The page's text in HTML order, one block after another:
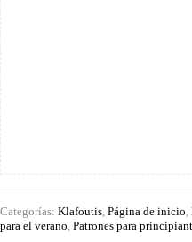
Categorías: Klafoutis Página de inicio
para el verano Patrones para